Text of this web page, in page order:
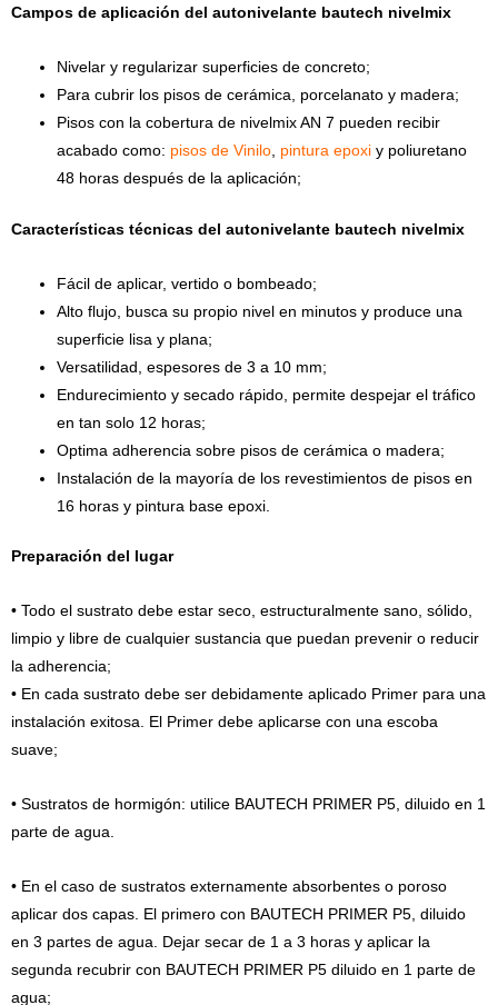
Campos de aplicación del autonivelante bautech nivelmix
Nivelar y regularizar superficies de concreto;
Para cubrir los pisos de cerámica, porcelanato y madera;
Pisos con la cobertura de nivelmix AN 7 pueden recibir
acabado como: pisos de Vinilo, pintura epoxi y poliuretano
48 horas después de la aplicación;
Características técnicas del autonivelante bautech nivelmix
Fácil de aplicar, vertido o bombeado;
Alto flujo, busca su propio nivel en minutos y produce una
superficie lisa y plana;
Versatilidad, espesores de 3 a 10 mm;
Endurecimiento y secado rápido, permite despejar el tráfico
en tan solo 12 horas;
Optima adherencia sobre pisos de cerámica o madera;
Instalación de la mayoría de los revestimientos de pisos en
16 horas y pintura base epoxi.
Preparación del lugar
• Todo el sustrato debe estar seco, estructuralmente sano, sólido,
limpio y libre de cualquier sustancia que puedan prevenir o reducir
la adherencia;
• En cada sustrato debe ser debidamente aplicado Primer para una
instalación exitosa. El Primer debe aplicarse con una escoba
suave;
• Sustratos de hormigón: utilice BAUTECH PRIMER P5, diluido en 1
parte de agua.
• En el caso de sustratos externamente absorbentes o poroso
aplicar dos capas. El primero con BAUTECH PRIMER P5, diluido
en 3 partes de agua. Dejar secar de 1 a 3 horas y aplicar la
segunda recubrir con BAUTECH PRIMER P5 diluido en 1 parte de
agua;